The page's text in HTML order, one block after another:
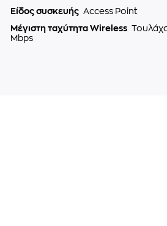
Είδος συσκευής Access Point
Μέγιστη ταχύτητα Wireless
Mbps